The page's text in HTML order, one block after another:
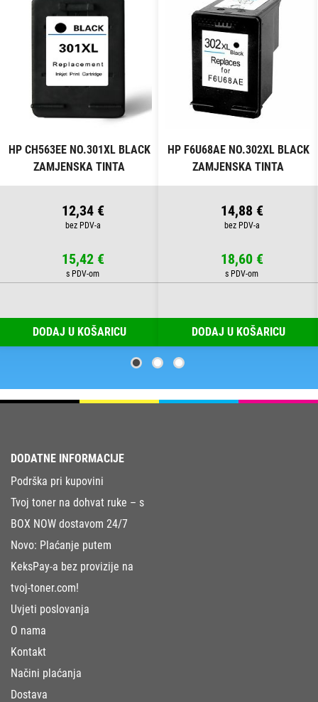
HP CH563EE NO.301XL BLACK
ZAMJENSKA TINTA
12,34 €
15,42 €
DODAJ U KOŠARICU
HP F6U68AE NO.302XL BLACK
ZAMJENSKA TINTA
14,88 €
18,60 €
DODAJ U KOŠARICU
DODATNE INFORMACIJE
Podrška pri kupovini
Tvoj toner na dohvat ruke – s
BOX NOW dostavom 24/7
Novo: Plaćanje putem
KeksPay-a bez provizije na
tvoj-toner.com!
Uvjeti poslovanja
O nama
Kontakt
Načini plaćanja
Dostava